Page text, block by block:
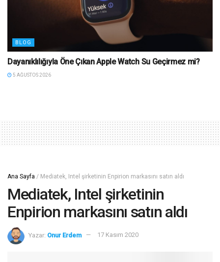
BLOG
Dayanıklılığıyla Öne Çıkan Apple Watch Su Geçirmez mi?
5 AĞUSTOS 2026
Ana Sayfa / Mediatek, Intel şirketinin Enpirion markasını satın aldı
Mediatek, Intel şirketinin
Enpirion markasını satın aldı
Yazar: Onur Erdem 17 Kasım 2020